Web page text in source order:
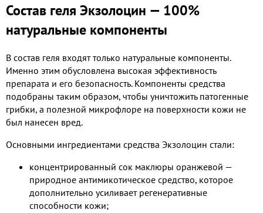
Состав геля Экзолоцин — 100%
натуральные компоненты
В состав геля входят только натуральные компоненты.
Именно этим обусловлена высокая эффективность
препарата и его безопасность. Компоненты средства
подобраны таким образом, чтобы уничтожить патогенные
грибки, а полезной микрофлоре на поверхности кожи не
был нанесен вред.
Основными ингредиентами средства Экзолоцин стали:
концентрированный сок маклюры оранжевой —
природное антимикотическое средство, которое
дополнительно усиливает регенеративные
способности кожи;